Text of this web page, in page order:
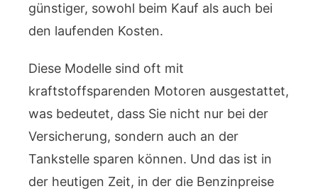
günstiger, sowohl beim Kauf als auch bei
den laufenden Kosten.
Diese Modelle sind oft mit
kraftstoffsparenden Motoren ausgestattet,
was bedeutet, dass Sie nicht nur bei der
Versicherung, sondern auch an der
Tankstelle sparen können. Und das ist in
der heutigen Zeit, in der die Benzinpreise